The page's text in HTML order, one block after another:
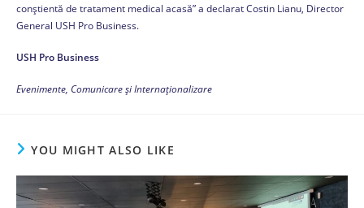
conștientă de tratament medical acasă” a declarat Costin Lianu, Director
General USH Pro Business.
USH Pro Business
Evenimente, Comunicare și Internaționalizare
YOU MIGHT ALSO LIKE